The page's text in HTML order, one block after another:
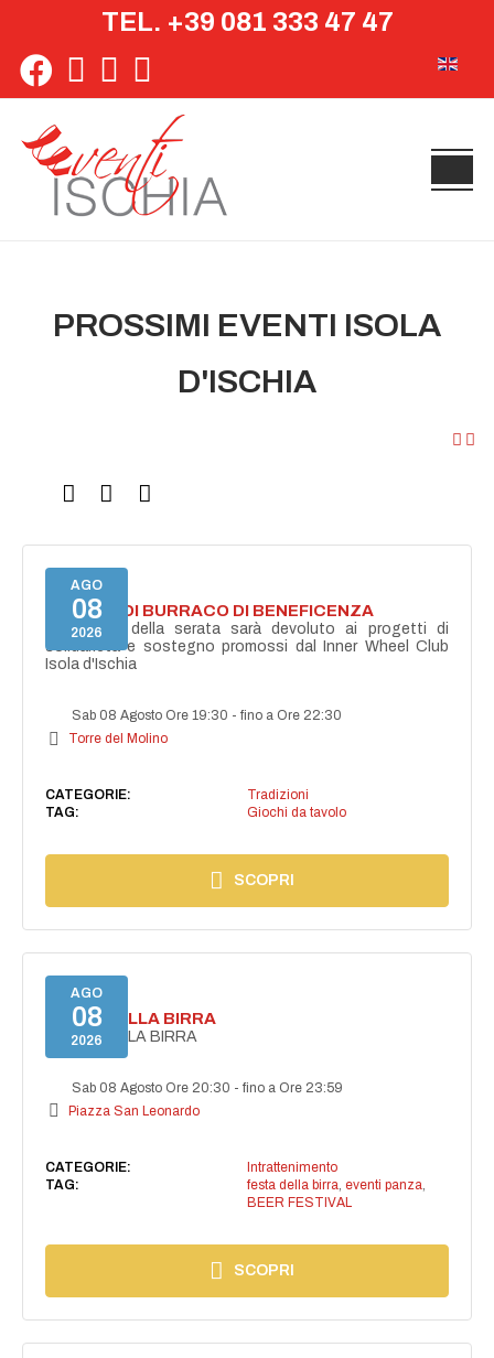
TEL. +39 081 333 47 47
PROSSIMI EVENTI ISOLA
D'ISCHIA
AGO
08
2026
TORNEO DI BURRACO DI BENEFICENZA
Il ricavato della serata sarà devoluto ai progetti di
solidarietà e sostegno promossi dal Inner Wheel Club
Isola d'Ischia
Sab 08 Agosto Ore 19:30 -fino a Ore 22:30
Torre del Molino
CATEGORIE:
Tradizioni
TAG:
Giochi da tavolo
SCOPRI
AGO
08
2026
FESTA DELLA BIRRA
FESTA DELLA BIRRA
Sab 08 Agosto Ore 20:30 -fino a Ore 23:59
Piazza San Leonardo
CATEGORIE:
Intrattenimento
TAG:
festa della birra, eventi panza,
BEER FESTIVAL
SCOPRI